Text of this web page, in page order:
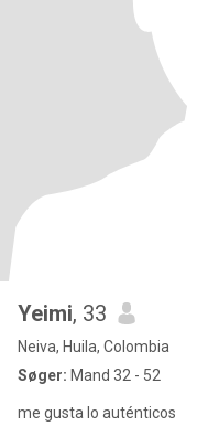
Yeimi, 33
Neiva, Huila, Colombia
Søger: Mand 32 - 52
me gusta lo auténticos